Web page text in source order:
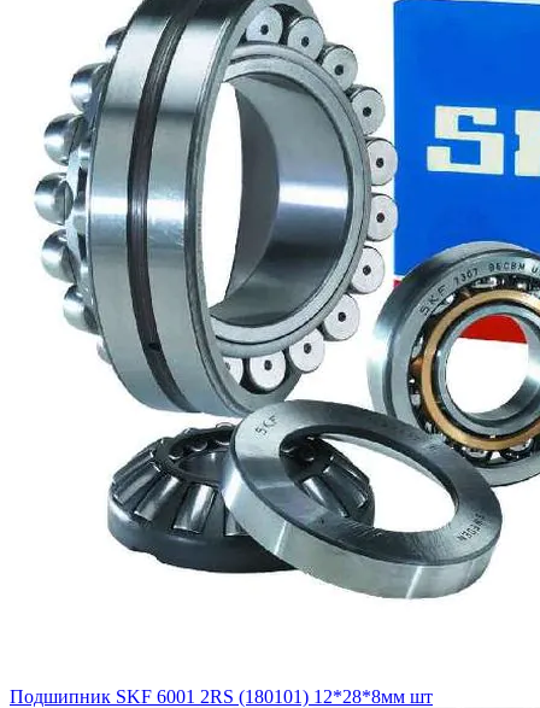
Подшипник SKF 6001 2RS (180101) 12*28*8мм шт